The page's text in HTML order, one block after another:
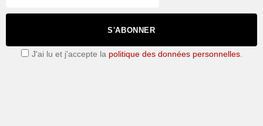
S'ABONNER
J'ai lu et j'accepte la politique des données personnelles.